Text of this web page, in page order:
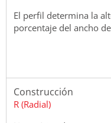
El perfil determina la
porcentaje del ancho
Construcción
R (Radial)